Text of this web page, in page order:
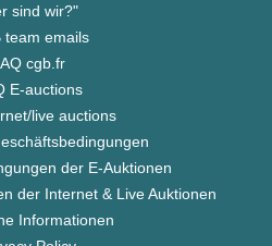
sind wir?"
team emails
cgb.fr
E-auctions
live auctions
der E-Auktionen
der Internet & Live Auktionen
Informationen